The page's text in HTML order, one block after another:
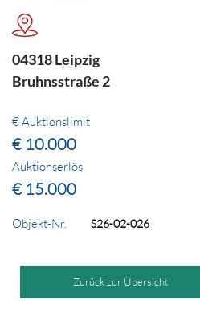
04318 Leipzig
Bruhnsstraße 2
€ Auktionslimit
€ 10.000
Auktionserlös
€ 15.000
Objekt-Nr. S26-02-026
Zurück zur Übersicht